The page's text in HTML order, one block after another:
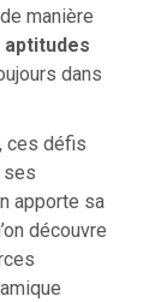
manière
dans
ces défis
ses
apporte sa
découvre